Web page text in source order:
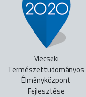
Mecseki
Természettudományos
Élményközpont
Fejlesztése